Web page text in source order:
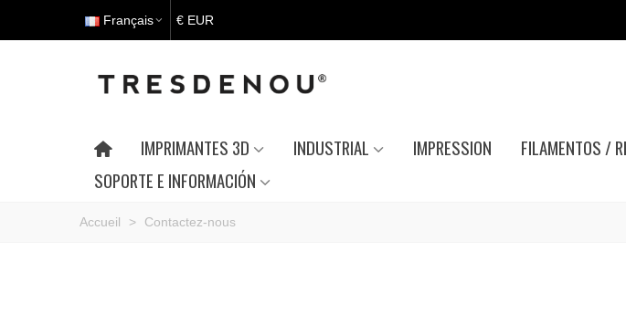
Français € EUR
IMPRIMANTES 3D INDUSTRIAL IMPRESSION FILAMENTOS /
SOPORTE E INFORMACIÓN
Accueil > Contactez-nous